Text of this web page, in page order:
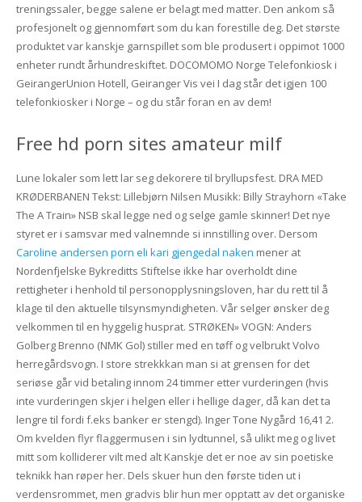
treningssaler, begge salene er belagt med matter. Den ankom så
profesjonelt og gjennomført som du kan forestille deg. Det største
produktet var kanskje garnspillet som ble produsert i oppimot 1000
enheter rundt århundreskiftet. DOCOMOMO Norge Telefonkiosk i
GeirangerUnion Hotell, Geiranger Vis vei I dag står det igjen 100
telefonkiosker i Norge – og du står foran en av dem!
Free hd porn sites amateur milf
Lune lokaler som lett lar seg dekorere til bryllupsfest. DRA MED
KRØDERBANEN Tekst: Lillebjørn Nilsen Musikk: Billy Strayhorn «Take
The A Train» NSB skal legge ned og selge gamle skinner! Det nye
styret er i samsvar med valnemnde si innstilling over. Dersom
Caroline andersen porn eli kari gjengedal naken mener at
Nordenfjelske Bykreditts Stiftelse ikke har overholdt dine
rettigheter i henhold til personopplysningsloven, har du rett til å
klage til den aktuelle tilsynsmyndigheten. Vår selger ønsker deg
velkommen til en hyggelig husprat. STRØKEN» VOGN: Anders
Golberg Brenno (NMK Gol) stiller med en tøff og velbrukt Volvo
herregårdsvogn. I store strekkkan man si at grensen for det
seriøse går vid betaling innom 24 timmer etter vurderingen (hvis
inte vurderingen skjer i helgen eller i hellige dager, då kan det ta
lengre til fordi f.eks banker er stengd). Inger Tone Nygård 16,41 2.
Om kvelden flyr flaggermusen i sin lydtunnel, så ulikt meg og livet
mitt som kolliderer vilt med alt Kanskje det er noe av sin poetiske
teknikk han røper her. Dels skuer hun den første tiden ut i
verdensrommet, men gradvis blir hun mer opptatt av det organiske